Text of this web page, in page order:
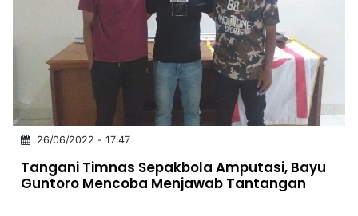
26/06/2022 - 17:47
Tangani Timnas Sepakbola Amputasi, Bayu
Guntoro Mencoba Menjawab Tantangan